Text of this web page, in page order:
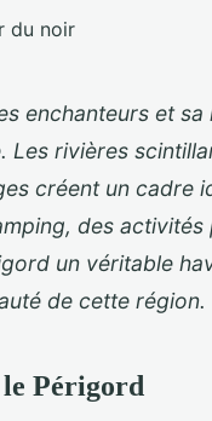
enchanteurs et
Les rivières
créent un cadre
des
un véritable
de cette région.
Périgord